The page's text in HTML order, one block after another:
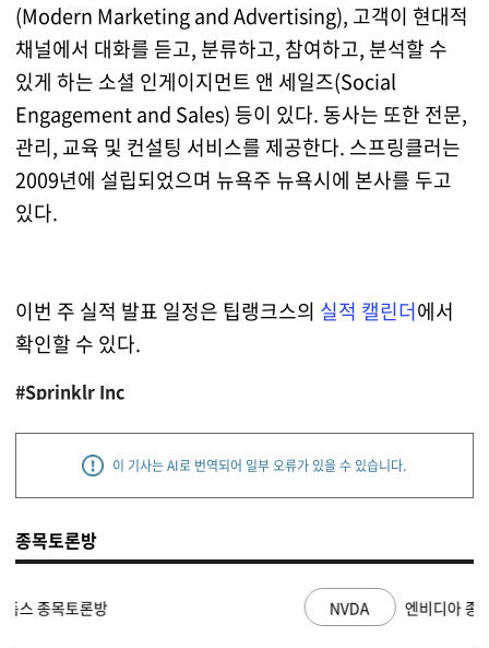
(Modern Marketing and Advertising), 고객이 현대적
채널에서 대화를 듣고, 분류하고, 참여하고, 분석할 수
있게 하는 소셜 인게이지먼트 앤 세일즈(Social
Engagement and Sales) 등이 있다. 동사는 또한 전문,
관리, 교육 및 컨설팅 서비스를 제공한다. 스프링클러는
2009년에 설립되었으며 뉴욕주 뉴욕시에 본사를 두고
있다.
이번 주 실적 발표 일정은 팁랭크스의 실적 캘린더에서
확인할 수 있다.
#Sprinklr Inc
이 기사는 AI로 번역되어 일부 오류가 있을 수 있습니다.
종목토론방
NVDA